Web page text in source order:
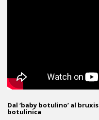
Dal ‘baby botulino’ al
botulinica